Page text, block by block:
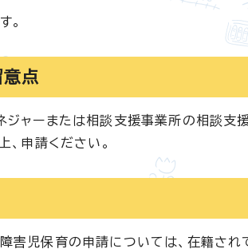
。
点
ジャーまたは相談支援事業所の相談支
、申請ください。
害児保育の申請については、在籍され